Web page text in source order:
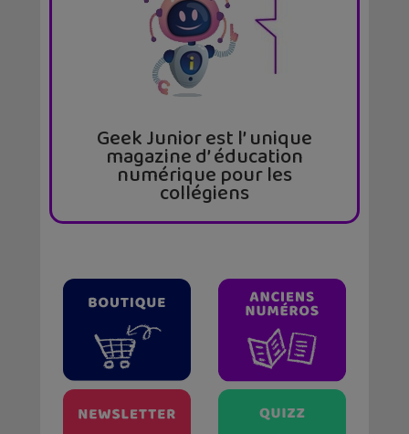
Geek Junior est l’ unique
magazine d’ éducation
numérique pour les
collégiens